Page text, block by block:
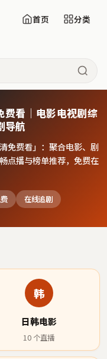
首页 分类
费看｜电影电视剧综
导航
免费看」：聚合电影、剧
点播与榜单推荐，免费在
在线追剧
韩
日韩电影
10 个直播